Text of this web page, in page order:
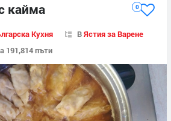
кайма 0
Кухня ВЯстия за Варене
191,814 пъти